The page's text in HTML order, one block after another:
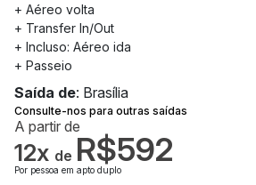
+ Aéreo volta
+ Transfer In/Out
+ Incluso: Aéreo ida
+ Passeio
Saída de: Brasília
Consulte-nos para outras saídas
A partir de
12x de R$592
Por pessoa em apto duplo